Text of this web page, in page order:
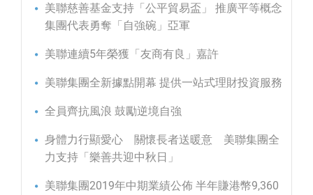
美聯慈善基金支持「公平貿易盃」 推廣平等概念
集團代表勇奪「自強碗」亞軍
美聯連續5年榮獲「友商有良」嘉許
美聯集團全新據點開幕 提供一站式理財投資服務
全員齊抗風浪 鼓勵逆境自強
身體力行顯愛心 關懷長者送暖意 美聯集團全
力支持「樂善共迎中秋日」
美聯集團2019年中期業績公佈 半年賺港幣9,360